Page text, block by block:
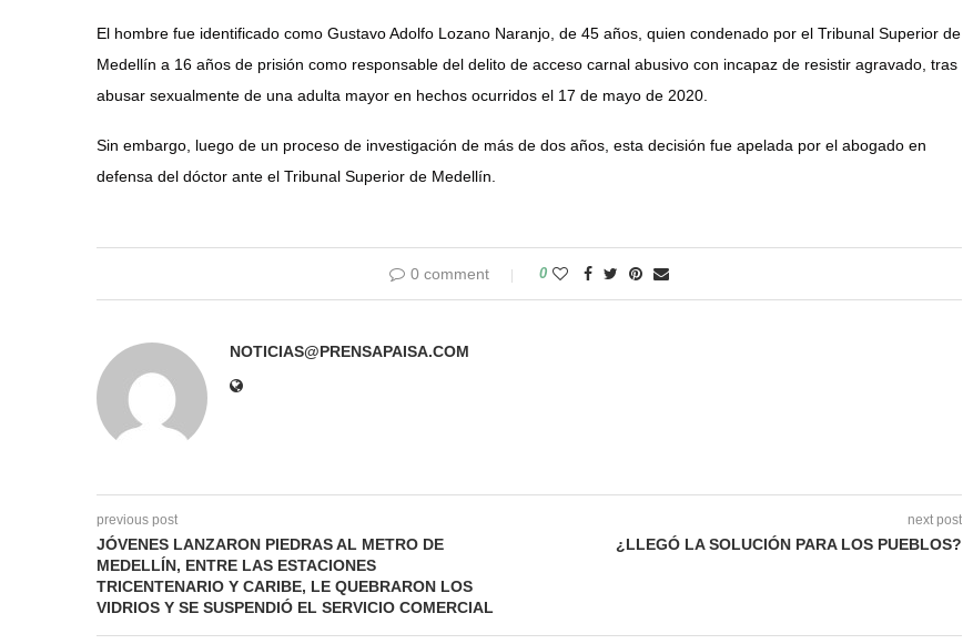
El hombre fue identificado como Gustavo Adolfo Lozano Naranjo, de 45 años, quien condenado por el Tribunal Superior de
Medellín a 16 años de prisión como responsable del delito de acceso carnal abusivo con incapaz de resistir agravado, tras
abusar sexualmente de una adulta mayor en hechos ocurridos el 17 de mayo de 2020.
Sin embargo, luego de un proceso de investigación de más de dos años, esta decisión fue apelada por el abogado en
defensa del dóctor ante el Tribunal Superior de Medellín.
0 comment 0
NOTICIAS@PRENSAPAISA.COM
previous post
JÓVENES LANZARON PIEDRAS AL METRO DE
MEDELLÍN, ENTRE LAS ESTACIONES
TRICENTENARIO Y CARIBE, LE QUEBRARON LOS
VIDRIOS Y SE SUSPENDIÓ EL SERVICIO COMERCIAL
next post
¿LLEGÓ LA SOLUCIÓN PARA LOS PUEBLOS?